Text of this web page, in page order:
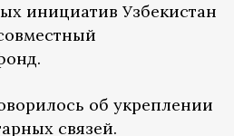
инициатив Узбекистан
об укреплении
связей.